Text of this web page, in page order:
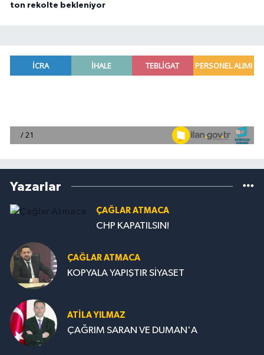
ton rekolte bekleniyor
Yazarlar
ÇAĞLAR ATMACA
CHP KAPATILSIN!
ÇAĞLAR ATMACA
KOPYALA YAPIŞTIR SİYASET
ATILA YILMAZ
ÇAĞRIM SARAN VE DUMAN'A